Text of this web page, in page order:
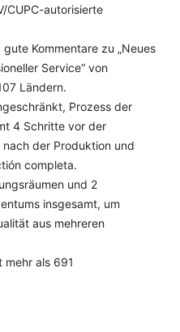
CUPC-autorisierte
Kommentare zu „Neues
Service“ von
Ländern.
Prozess der
4 Schritte vor der
der Produktion und
completa.
und 2
insgesamt, um
aus mehreren
mehr als 691